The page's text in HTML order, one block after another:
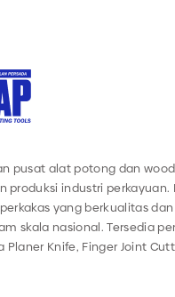
pusat alat potong dan
produksi industri
yang berkualitas
skala nasional. Tersedia
Knife, Finger Joint